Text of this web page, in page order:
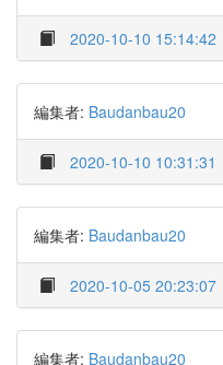
2020-10-10 15:14:42
編集者: Baudanbau20
2020-10-10 10:31:31
編集者: Baudanbau20
2020-10-05 20:23:07
編集者: Baudanbau20